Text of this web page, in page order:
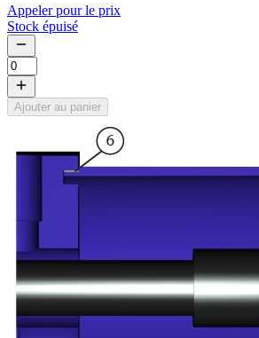
Appeler pour le prix
Stock épuisé
Ajouter au panier